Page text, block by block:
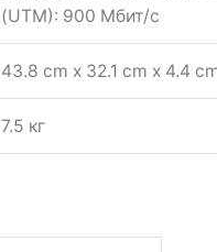
(UTM): 900 Мбит/с
43.8 cm x 32.1 cm x 4.4
7.5 кг